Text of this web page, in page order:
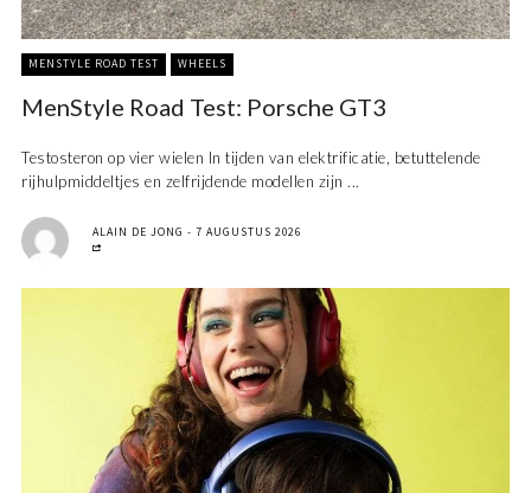
MENSTYLE ROAD TEST WHEELS
MenStyle Road Test: Porsche GT3
Testosteron op vier wielen In tijden van elektrificatie, betuttelende
rijhulpmiddeltjes en zelfrijdende modellen zijn ...
ALAIN DE JONG 7 AUGUSTUS 2026